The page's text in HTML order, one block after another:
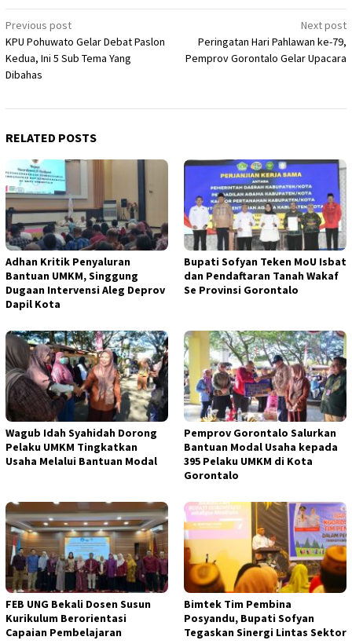
Post
navigation
Previous post
KPU Pohuwato Gelar Debat Paslon
Kedua, Ini 5 Sub Tema Yang
Dibahas
Next post
Peringatan Hari Pahlawan ke-79,
Pemprov Gorontalo Gelar Upacara
RELATED POSTS
Adhan Kritik Penyaluran
Bantuan UMKM, Singgung
Dugaan Intervensi Aleg Deprov
Dapil Kota
Bupati Sofyan Teken MoU Isbat
dan Pendaftaran Tanah Wakaf
Se Provinsi Gorontalo
Wagub Idah Syahidah Dorong
Pelaku UMKM Tingkatkan
Usaha Melalui Bantuan Modal
Pemprov Gorontalo Salurkan
Bantuan Modal Usaha kepada
395 Pelaku UMKM di Kota
Gorontalo
FEB UNG Bekali Dosen Susun
Kurikulum Berorientasi
Capaian Pembelajaran
Bimtek Tim Pembina
Posyandu, Bupati Sofyan
Tegaskan Sinergi Lintas Sektor